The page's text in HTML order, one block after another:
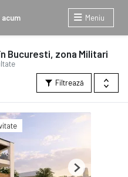
acum Meniu
Bucuresti, zona Militari
Filtrează
Next